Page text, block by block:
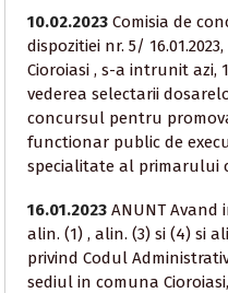
10.02.2023 Comisia de
dispozitiei nr. 5/
Cioroiasi , s-a intrunit azi,
vederea selectarii
concursul pentru
functionar public de
specialitate al primarului
16.01.2023 ANUNT Avand
alin. (1) , alin. (3) si (4) si
privind Codul
sediul in comuna